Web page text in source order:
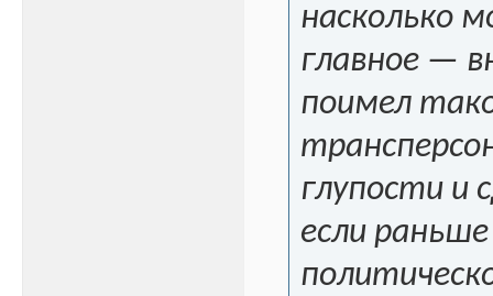
насколько
главное —
поимел
глупости и
если